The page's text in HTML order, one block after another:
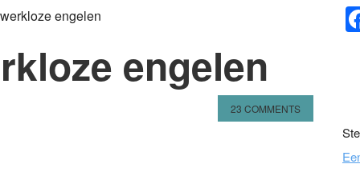
engelen
engelen
23 COMMENTS